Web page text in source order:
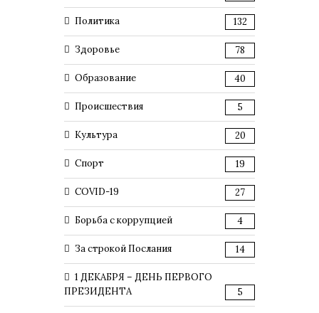
Политика 132
Здоровье 78
Образование 40
Происшествия 5
Культура 20
Спорт 19
COVID-19 27
Борьба с коррупцией 4
За строкой Послания 14
1 ДЕКАБРЯ – ДЕНЬ ПЕРВОГО
ПРЕЗИДЕНТА
5